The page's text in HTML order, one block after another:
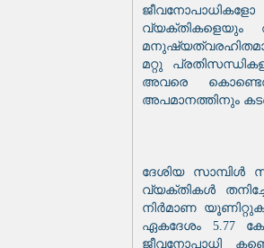
വ്യക്തികളെയും
മറ്റു
അവരെ
അപമാനത്തിനും
ദേശിയ സാമ്പിൾ
വ്യക്തികൾ
നിർമാണ
ഏകദേശം 5.77
ജീവനോപാധി